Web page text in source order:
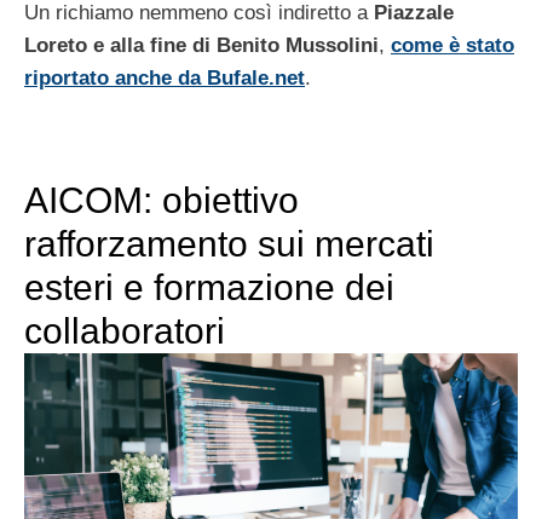
Un richiamo nemmeno così indiretto aPiazzale
Loreto e alla fine di Benito Mussolini, come è stato
riportato anche da Bufale.net.
AICOM: obiettivo
rafforzamento sui mercati
esteri e formazione dei
collaboratori